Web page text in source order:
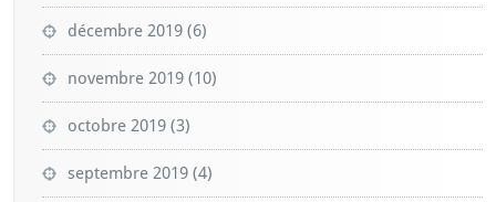
décembre 2019 (6)
novembre 2019 (10)
octobre 2019 (3)
septembre 2019 (4)